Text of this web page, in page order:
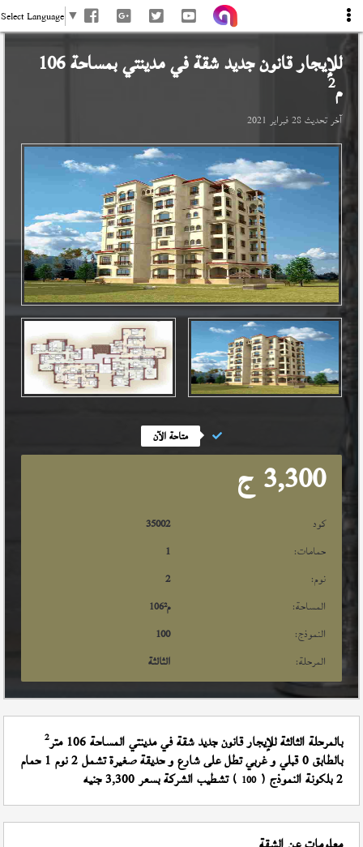
Select Language ▼
للإيجار قانون جديد شقة فيمدينتي بمساحة 106
م2
آخر تحديث28 فبراير 2021
متاحة الآن
3,300 ج
كود
35002
حمامات:
1
نوم:
2
المساحة:
106م²
النموذج:
100
المرحلة:
الثالثة
بالمرحلة الثالثة للإيجار قانون جديد شقة في مدينتي المساحة 106 متر 2
بالطابق 0 قبلي و غربي تطل على شارع و حديقة صغيرة تشمل 2 نوم 1 حمام
2 بلكونة النموذج ( 100 ) تشطيب الشركة بسعر 3,300 جنيه